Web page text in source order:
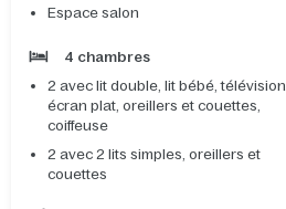
Espace salon
4 chambres
2 avec lit double, lit bébé, télévision
écran plat, oreillers et couettes,
coiffeuse
2 avec 2 lits simples, oreillers et
couettes